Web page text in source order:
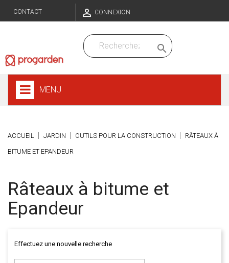
CONTACT  CONNEXION

MENU
ACCUEIL JARDIN OUTILS POUR LA CONSTRUCTION RÂTEAUX À
BITUME ET EPANDEUR
Râteaux à bitume et
Epandeur
Effectuez une nouvelle recherche